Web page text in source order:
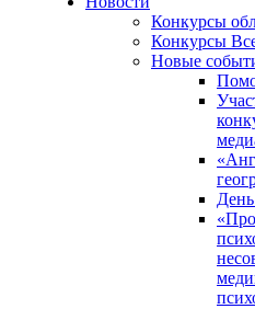
Конкурсы
Конкурсы
Новые